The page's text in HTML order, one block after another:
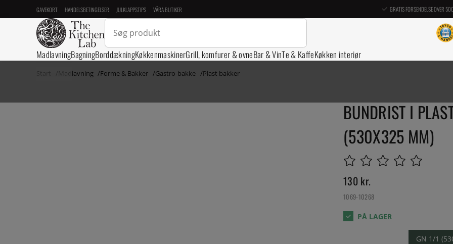
GAVEKORT HANDELSBETINGELSER JULKLAPPSTIPS VÅRA BUTIKER GRATIS FORSENDELSE OVER
MadlavningBagningBorddækningKøkkenmaskinerGrill, komfurer & ovneBar & VinTe & KaffeKøkken interiør
Start Madlavning Forme & Bakker Gastro-bakke Plast bakker
BUNDRIST I
(530X325 MM)
130 kr.
1069-10268
GN 1/1